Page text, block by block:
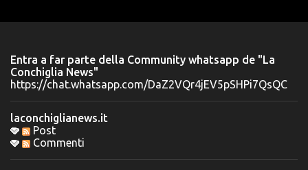
n
t
i
Entra a far parte della Community whatsapp de "La
Conchiglia News"
https://chat.whatsapp.com/DaZ2VQr4jEV5pSHPi7QsQC
laconchiglianews.it
Post
Commenti